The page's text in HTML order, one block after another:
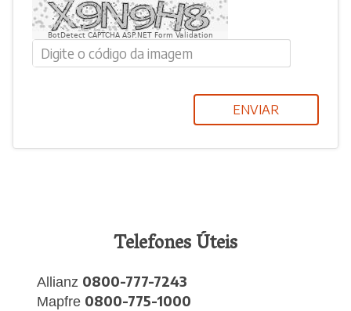
BotDetect CAPTCHA ASP.NET Form Validation
ENVIAR
Telefones Úteis
Allianz 0800-777-7243
Mapfre 0800-775-1000